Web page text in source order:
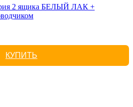
2 ящика БЕЛЫЙ ЛАК +
КУПИТЬ